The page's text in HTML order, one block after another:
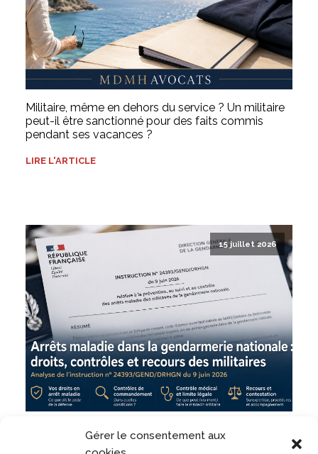
Gérer le consentement aux
Militaire, même en dehors du service ? Un militaire
peut-il être sanctionné pour des faits commis
pendant ses vacances ?
LIRE L'ARTICLE
15 juillet 2026
Arrêts maladie en gendarmerie : droits, contrôles et
contestations